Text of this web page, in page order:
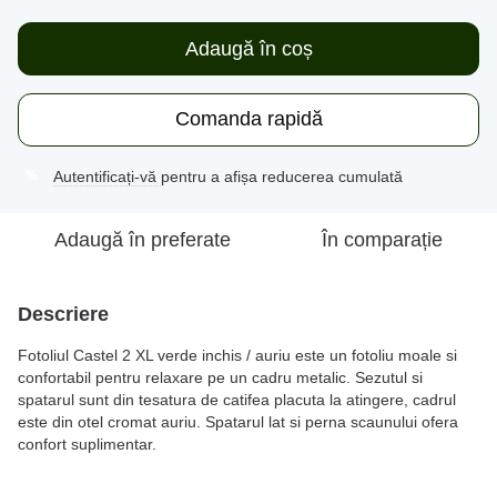
Adaugă în coș
Comanda rapidă
Autentificați-vă pentru a afișa reducerea cumulată
Adaugă în preferate În comparație
Descriere
Fotoliul Castel 2 XL verde inchis / auriu este un fotoliu moale si
confortabil pentru relaxare pe un cadru metalic. Sezutul si
spatarul sunt din tesatura de catifea placuta la atingere, cadrul
este din otel cromat auriu. Spatarul lat si perna scaunului ofera
confort suplimentar.